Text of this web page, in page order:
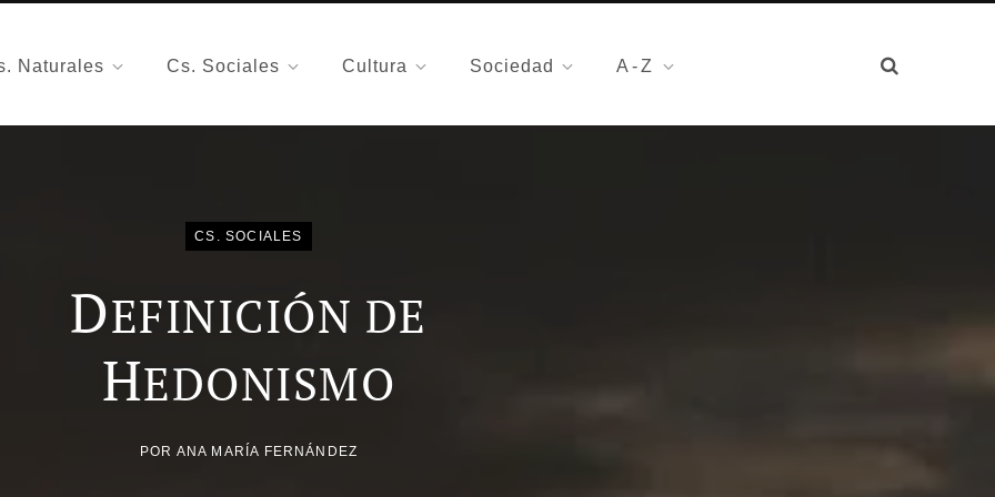
Naturales Cs. Sociales Cultura Sociedad A-Z
CS. SOCIALES
DEFINICIÓN DE
HEDONISMO
POR ANA MARÍA FERNÁNDEZ